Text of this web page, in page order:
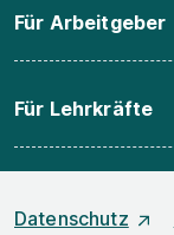
Für Arbeitgeber
Für Lehrkräfte
Datenschutz